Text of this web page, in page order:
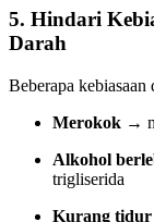
5. Hindari
Darah
Beberapa kebiasaan
Merokok →
Alkohol
trigliserida
Kurang tidur